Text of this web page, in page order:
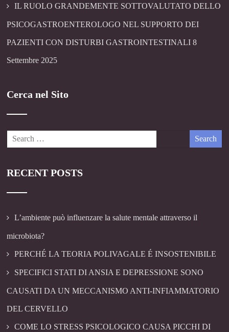
IL RUOLO GRANDEMENTE SOTTOVALUTATO DELLO
PSICOGASTROENTEROLOGO NEL SUPPORTO DEI
PAZIENTI CON DISTURBI GASTROINTESTINALI 8
Settembre 2025
Cerca nel Sito
RECENT POSTS
L’ambiente può influenzare la salute mentale attraverso il
microbiota?
PERCHÉ LA TEORIA POLIVAGALE É INSOSTENIBILE
SPECIFICI STATI DI ANSIA E DEPRESSIONE SONO
CAUSATI DA UN MECCANISMO ANTI-INFIAMMATORIO
DEL CERVELLO
COME LO STRESS PSICOLOGICO CAUSA PICCHI DI